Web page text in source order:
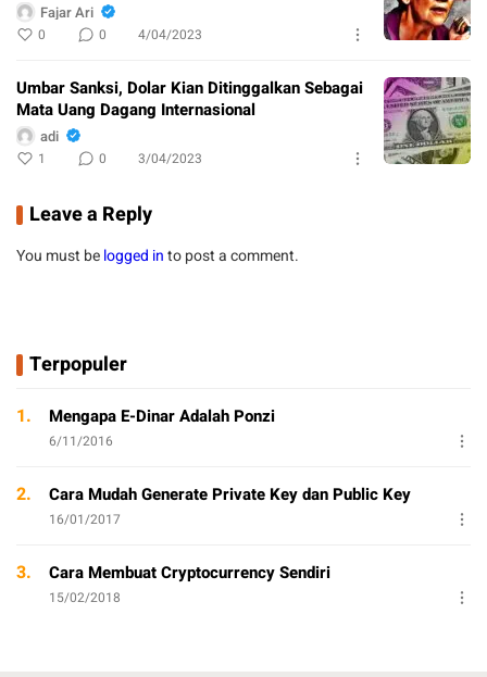
Fajar Ari
0 0 4/04/2023
Umbar Sanksi, Dolar Kian Ditinggalkan Sebagai
Mata Uang Dagang Internasional
adi
1 0 3/04/2023
Leave a Reply
You must belogged into post a comment.
Terpopuler
1. Mengapa E-Dinar Adalah Ponzi
6/11/2016
2. Cara Mudah Generate Private Key dan Public Key
16/01/2017
3. Cara Membuat Cryptocurrency Sendiri
15/02/2018